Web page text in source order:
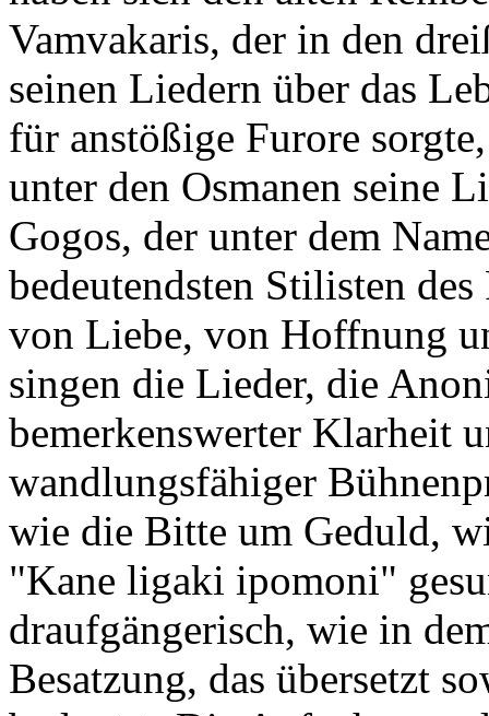
Vamvakaris, der in den
seinen Liedern über das
für anstößige Furore
unter den Osmanen seine
Gogos, der unter dem
bedeutendsten Stilisten
von Liebe, von Hoffnung
singen die Lieder, die
bemerkenswerter Klarheit
wandlungsfähiger
wie die Bitte um Geduld,
"Kane ligaki ipomoni"
draufgängerisch, wie in
Besatzung, das übersetzt